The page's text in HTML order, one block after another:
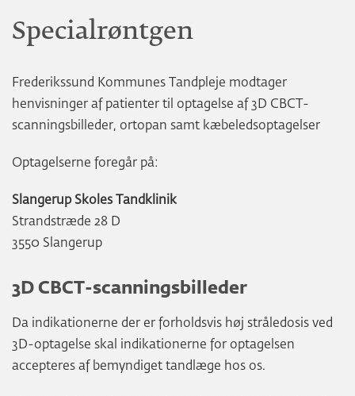
Specialrøntgen
Frederikssund Kommunes Tandpleje modtager
henvisninger af patienter til optagelse af 3D CBCT-
scanningsbilleder, ortopan samt kæbeledsoptagelser
Optagelserne foregår på:
Slangerup Skoles Tandklinik
Strandstræde 28 D
3550 Slangerup
3D CBCT-scanningsbilleder
Da indikationerne der er forholdsvis høj stråledosis ved
3D-optagelse skal indikationerne for optagelsen
accepteres af bemyndiget tandlæge hos os.